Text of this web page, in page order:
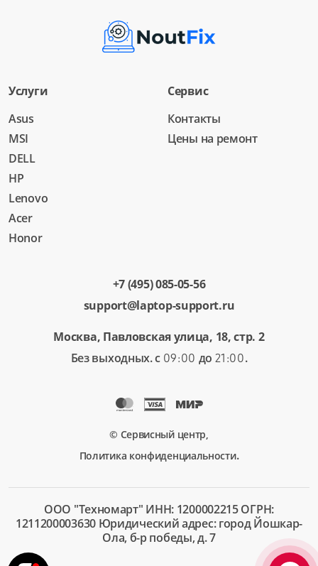
Услуги
Asus
MSI
DELL
HP
Lenovo
Acer
Honor
Сервис
Контакты
Цены на ремонт
+7 (495) 085-05-56
support@laptop-support.ru
Москва, Павловская улица, 18, стр. 2
Без выходных. с 09:00 до 21:00.
© Сервисный центр,
Политика конфиденциальности.
ООО "Техномарт" ИНН: 1200002215 ОГРН:
1211200003630 Юридический адрес: город Йошкар-
Ола, б-р победы, д. 7
+7 (495)